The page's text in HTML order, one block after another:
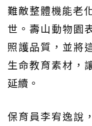
難敵整體機能老
世。壽山動物園
照護品質，並將
生命教育素材，
延續。
保育員李宥逸說